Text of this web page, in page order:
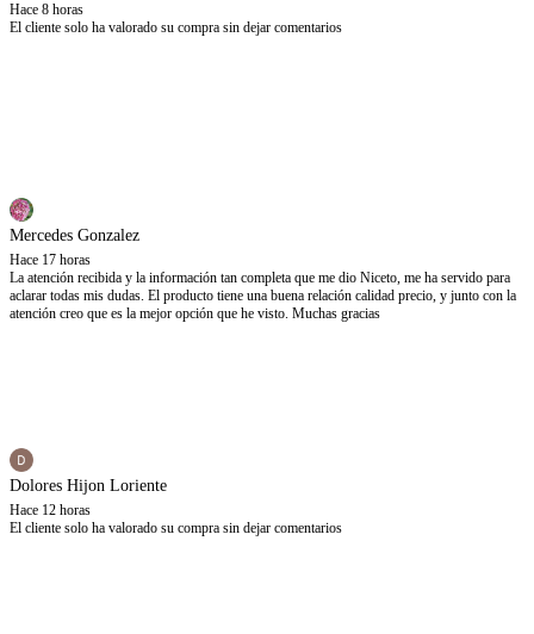
Hace 8 horas
El cliente solo ha valorado su compra sin dejar comentarios
Mercedes Gonzalez
Hace 17 horas
La atención recibida y la información tan completa que me dio Niceto, me ha servido para
aclarar todas mis dudas. El producto tiene una buena relación calidad precio, y junto con la
atención creo que es la mejor opción que he visto. Muchas gracias
Dolores Hijon Loriente
Hace 12 horas
El cliente solo ha valorado su compra sin dejar comentarios